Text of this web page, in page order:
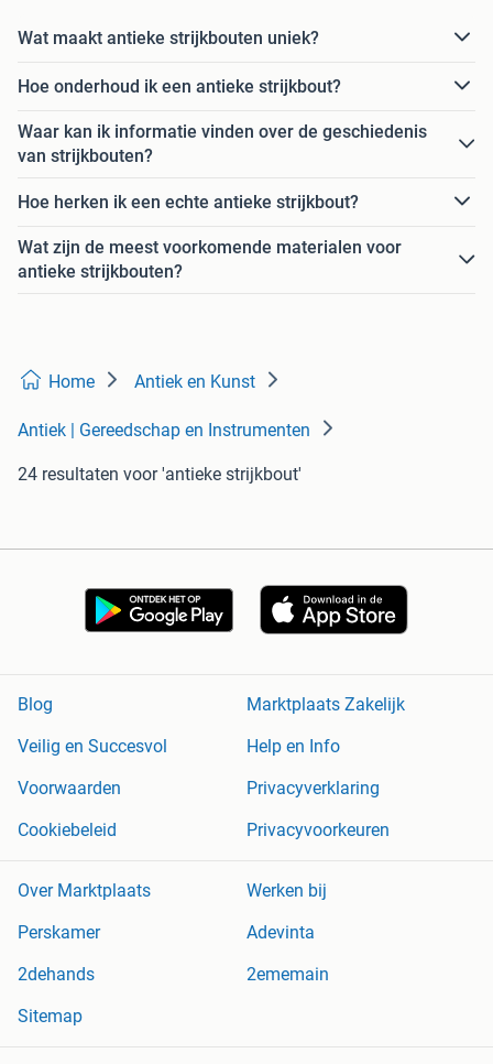
Wat maakt antieke strijkbouten uniek?
Hoe onderhoud ik een antieke strijkbout?
Waar kan ik informatie vinden over de geschiedenis
van strijkbouten?
Hoe herken ik een echte antieke strijkbout?
Wat zijn de meest voorkomende materialen voor
antieke strijkbouten?
Home Antiek en Kunst
Antiek | Gereedschap en Instrumenten
24 resultaten voor 'antieke strijkbout'
Blog
Marktplaats Zakelijk
Veilig en Succesvol
Help en Info
Voorwaarden
Privacyverklaring
Cookiebeleid
Privacyvoorkeuren
Over Marktplaats
Werken bij
Perskamer
Adevinta
2dehands
2ememain
Sitemap